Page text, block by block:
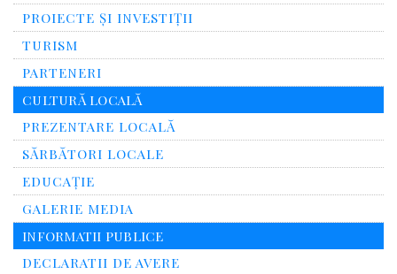
PROIECTE ȘI INVESTIȚII
TURISM
PARTENERI
CULTURĂ LOCALĂ
PREZENTARE LOCALĂ
SĂRBĂTORI LOCALE
EDUCAȚIE
GALERIE MEDIA
INFORMATII PUBLICE
DECLARATII DE AVERE